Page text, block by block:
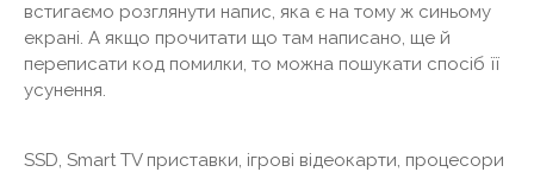
встигаємо розглянути напис, яка є на тому ж синьому
екрані. А якщо прочитати що там написано, ще й
переписати код помилки, то можна пошукати спосіб її
усунення.
SSD, Smart TV приставки, ігрові відеокарти, процесори